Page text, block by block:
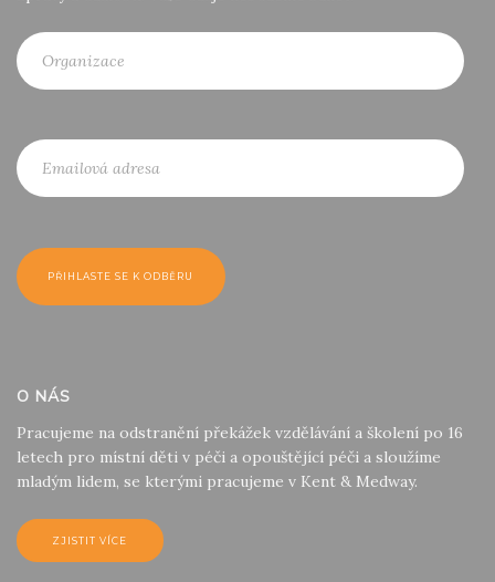
O NÁS
Pracujeme na odstranění překážek vzdělávání a školení po 16
letech pro místní děti v péči a opouštějící péči a sloužíme
mladým lidem, se kterými pracujeme v Kent & Medway.
ZJISTIT VÍCE